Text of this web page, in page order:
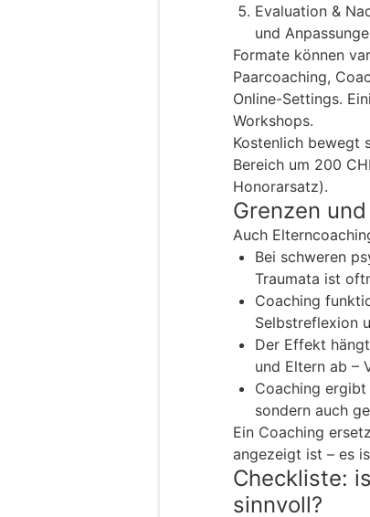
Evaluation &
und
Formate können
Paarcoaching,
Online-Settings.
Workshops.
Kostenlich bewegt
Bereich um 200
Honorarsatz).
Grenzen
Auch
Bei schweren
Traumata ist
Coaching
Selbstreflexion
Der Effekt
und Eltern ab –
Coaching
sondern auch
Ein Coaching
angezeigt ist – es
Checkliste:
sinnvoll?